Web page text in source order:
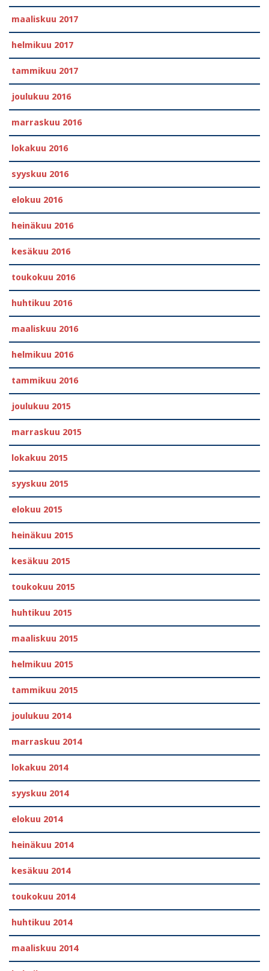
maaliskuu 2017
helmikuu 2017
tammikuu 2017
joulukuu 2016
marraskuu 2016
lokakuu 2016
syyskuu 2016
elokuu 2016
heinäkuu 2016
kesäkuu 2016
toukokuu 2016
huhtikuu 2016
maaliskuu 2016
helmikuu 2016
tammikuu 2016
joulukuu 2015
marraskuu 2015
lokakuu 2015
syyskuu 2015
elokuu 2015
heinäkuu 2015
kesäkuu 2015
toukokuu 2015
huhtikuu 2015
maaliskuu 2015
helmikuu 2015
tammikuu 2015
joulukuu 2014
marraskuu 2014
lokakuu 2014
syyskuu 2014
elokuu 2014
heinäkuu 2014
kesäkuu 2014
toukokuu 2014
huhtikuu 2014
maaliskuu 2014